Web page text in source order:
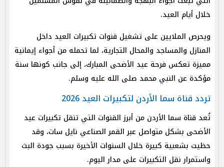
خلال أيام العيد.
ويحرص الملايين على تشغيل قنوات تكبيرات العيد داخل
المنازل والمساجد والمحال التجارية، لما تحمله من أجواء إيمانية
مميزة تعكس فرحة عيد الأضحى المبارك، إلى جانب كونها سنة
مؤكدة عن النبي محمد صلى الله عليه وسلم.
تردد قناة سما الأردن لتكبيرات العيد 2026
تُعد قناة سما الأردن من أبرز القنوات التي تنقل تكبيرات عيد
الأضحى بشكل متواصل عبر القمر الصناعي نايل سات، وقد
حظيت بشعبية كبيرة خلال السنوات الأخيرة بسبب جودة البث
واستمرار نقل التكبيرات على مدار اليوم.